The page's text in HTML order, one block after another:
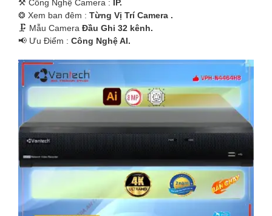
⚒ Công Nghệ Camera : IP.
❂ Xem ban đêm : Từng Vị Trí Camera .
🗜️ Mẫu Camera Đầu Ghi 32 kênh.
️📢 Ưu Điểm : Công Nghệ AI.